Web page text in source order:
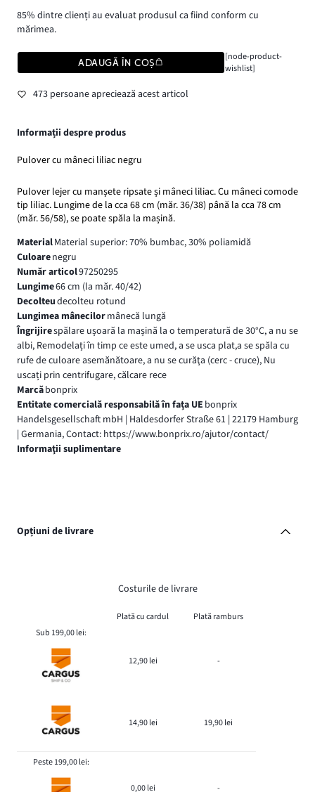
85% dintre clienți au evaluat produsul ca fiind conform cu
mărimea.
ADAUGĂ ÎN COȘ
[node-product-
wishlist]
473 persoane apreciează acest articol
Informații despre produs
Pulover cu mâneci liliac negru
Pulover lejer cu manșete ripsate și mâneci liliac. Cu mâneci comode
tip liliac. Lungime de la cca 68 cm (măr. 36/38) până la cca 78 cm
(măr. 56/58), se poate spăla la mașină.
MaterialMaterial superior: 70% bumbac, 30% poliamidă
Culoarenegru
Număr articol97250295
Lungime66 cm (la măr. 40/42)
Decolteudecolteu rotund
Lungimea mânecilormânecă lungă
Îngrijirespălare ușoară la mașină la o temperatură de 30°C, a nu se
albi, Remodelați în timp ce este umed, a se usca plat,a se spăla cu
rufe de culoare asemănătoare, a nu se curăţa (cerc - cruce), Nu
uscați prin centrifugare, călcare rece
Marcăbonprix
Entitate comercială responsabilă în fața UE bonprix
Handelsgesellschaft mbH | Haldesdorfer Straße 61 | 22179 Hamburg
| Germania, Contact: https://www.bonprix.ro/ajutor/contact/
Informaţii suplimentare
Opțiuni de livrare
Costurile de livrare
Plată cu cardul
Plată ramburs
Sub 199,00 lei:
12,90 lei -
14,90 lei 19,90 lei
Peste 199,00 lei:
0,00 lei -